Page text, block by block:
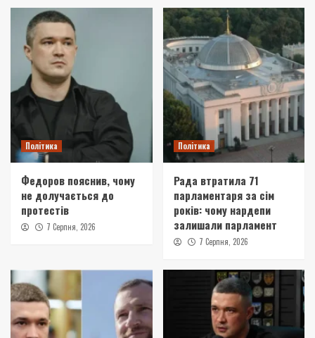
Політика
Федоров пояснив, чому
не долучається до
протестів
7 Серпня, 2026
Політика
Рада втратила 71
парламентаря за сім
років: чому нардепи
залишали парламент
7 Серпня, 2026